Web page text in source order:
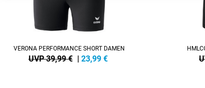
VERONA PERFORMANCE SHORT DAMEN
UVP 39,99 € | 23,99 €